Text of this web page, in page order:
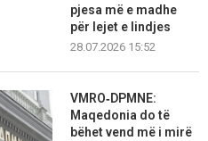
pjesa më e madhe
për lejet e lindjes
28.07.2026 15:52
VMRO‑DPMNE:
Maqedonia do të
bëhet vend më i mirë